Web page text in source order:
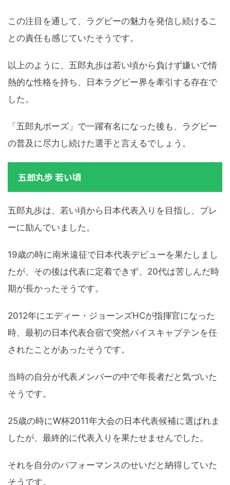
この注目を通して、ラグビーの魅力を発信し続けるこ
との責任も感じていたそうです。
以上のように、五郎丸歩は若い頃から負けず嫌いで情
熱的な性格を持ち、日本ラグビー界を牽引する存在で
した。
「五郎丸ポーズ」で一躍有名になった後も、ラグビー
の普及に尽力し続けた選手と言えるでしょう。
五郎丸歩 若い頃
五郎丸歩は、若い頃から日本代表入りを目指し、プレ
ーに励んでいました。
19歳の時に南米遠征で日本代表デビューを果たしまし
たが、その後は代表に定着できず、20代は苦しんだ時
期が長かったそうです。
2012年にエディー・ジョーンズHCが指揮官になった
時、最初の日本代表合宿で突然バイスキャプテンを任
されたことがあったそうです。
当時の自分が代表メンバーの中で年長者だと気づいた
そうです。
25歳の時にW杯2011年大会の日本代表候補に選ばれま
したが、最終的に代表入りを果たせませんでした。
それを自分のパフォーマンスのせいだと納得していた
そうです。